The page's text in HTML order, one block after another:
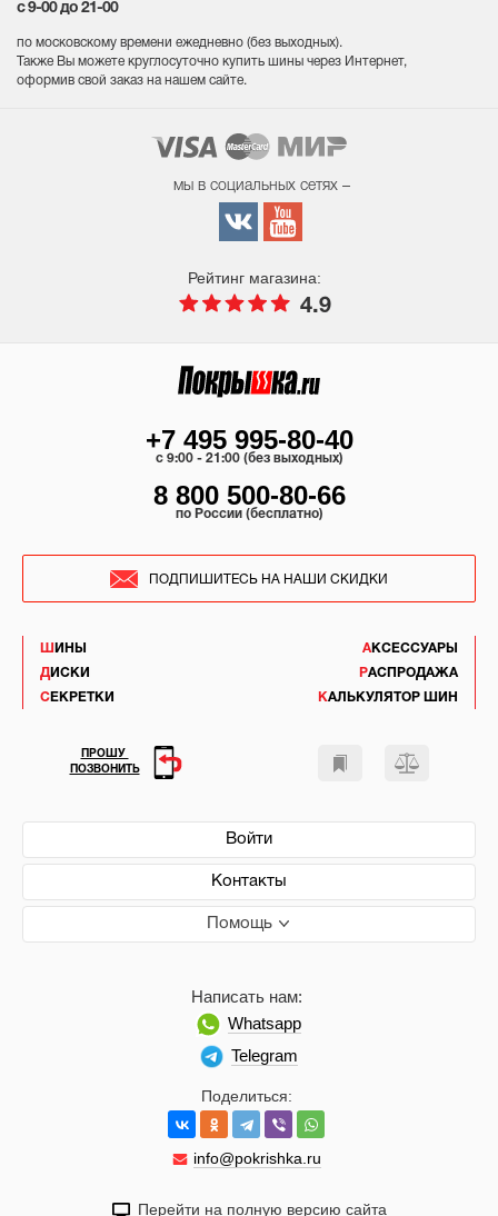
с 9-00 до 21-00
по московскому времени ежедневно (без выходных).
Также Вы можете круглосуточно купить шины через Интернет,
оформив свой заказ на нашем сайте.
мы в социальных сетях –
Рейтинг магазина:
4.9
ШИНЫ
ДИСКИ
СЕКРЕТКИ
АКСЕССУАРЫ
РАСПРОДАЖА
КАЛЬКУЛЯТОР ШИН
Войти
Контакты
Помощь
Поделиться:
info@pokrishka.ru
Написать нам:
Whatsapp
Telegram
+7 495 995-80-40
c 9:00 - 21:00 (без выходных)
8 800 500-80-66
по России (бесплатно)
ПОДПИШИТЕСЬ НА НАШИ СКИДКИ
ПРОШУ
ПОЗВОНИТЬ
Перейти на полную версию сайта